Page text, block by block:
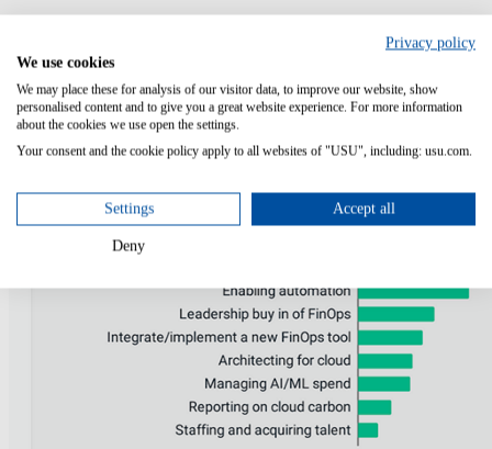
Privacy policy
We use cookies
We may place these for analysis of our visitor data, to improve our website, show
personalised content and to give you a great website experience. For more information
about the cookies we use open the settings.
Your consent and the cookie policy apply to all websites of "USU", including: usu.com.
Settings Accept all
Deny